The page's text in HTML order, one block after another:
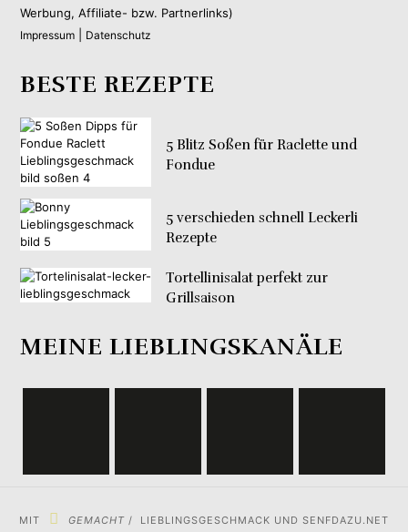
Werbung, Affiliate- bzw. Partnerlinks)
Impressum Datenschutz
BESTE REZEPTE
5 Blitz Soßen für Raclette und
Fondue
5 verschieden schnell Leckerli
Rezepte
Tortellinisalat perfekt zur
Grillsaison
MEINE LIEBLINGSKANÄLE
MIT GEMACHT / LIEBLINGSGESCHMACK UND SENFDAZU.NET